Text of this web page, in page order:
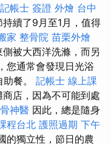
記帳士 簽證 外燴 台中
持續了9月至1月，值得
家 整骨院 苗栗外燴
被大西洋洗滌，而另
您通常會發現日光浴
餐。 記帳士 線上課
店，因為不可能到處
神醫 因此，總是隨身
程台北 護照過期 下午
的獨立性，節日的農